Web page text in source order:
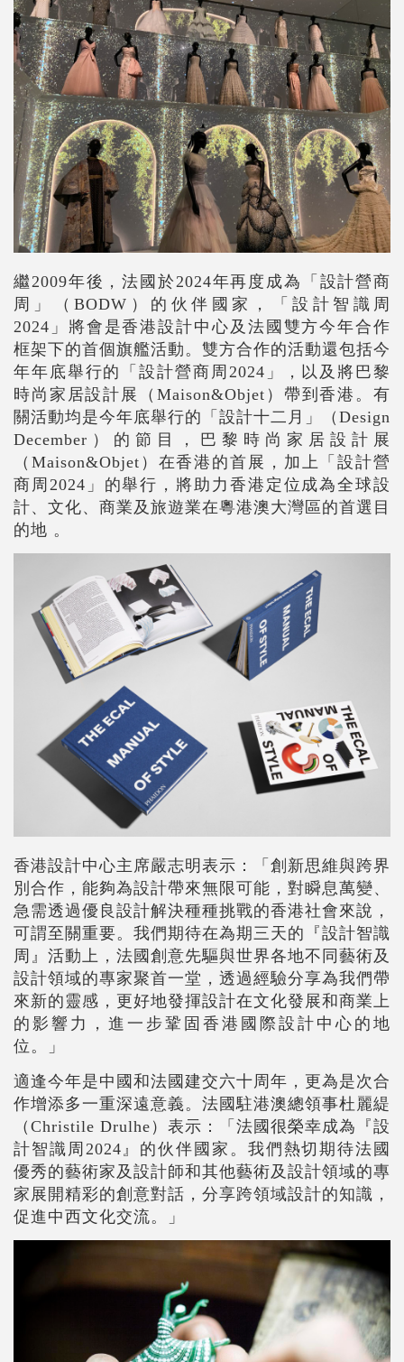
繼2009年後，法國於2024年再度成為「設計營商
周」（BODW ）的伙伴國家，「設計智識周
2024 」將會是香港設計中心及法國雙方今年合作
框架下的首個旗艦活動。雙方合作的活動還包括今
年年底舉行的「設計營商周 2024 」，以及將巴黎
時尚家居設計展（ Maison&Objet ）帶到香港。有
關活動均是今年底舉行的「設計十二月」（ Design
December ）的節目，巴黎時尚家居設計展
（ Maison&Objet ）在香港的首展，加上「設計營
商周 2024 」的舉行，將助力香港定位成為全球設
計、文化、商業及旅遊業在粵港澳大灣區的首選目
的地 。
香港設計中心主席嚴志明表示：「創新思維與跨界
別合作，能夠為設計帶來無限可能，對瞬息萬變、
急需透過優良設計解決種種挑戰的香港社會來說，
可謂至關重要。我們期待在為期三天的『設計智識
周』活動上，法國創意先驅與世界各地不同藝術及
設計領域的專家聚首一堂，透過經驗分享為我們帶
來新的靈感，更好地發揮設計在文化發展和商業上
的影響力，進一步鞏固香港國際設計中心的地
位。」
適逢今年是中國和法國建交六十周年，更為是次合
作增添多一重深遠意義。法國駐港澳總領事杜麗緹
（ Christile Drulhe ）表示：「法國很榮幸成為『設
計智識周 2024 』的伙伴國家。我們熱切期待法國
優秀的藝術家及設計師和其他藝術及設計領域的專
家展開精彩的創意對話，分享跨領域設計的知識，
促進中西文化交流。」